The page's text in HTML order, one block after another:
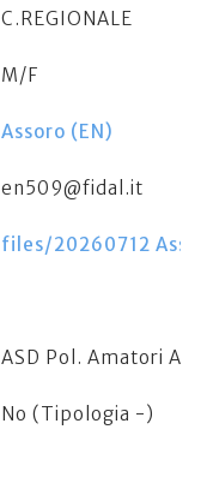
C.REGIONALE
M/F
Assoro (EN)
en509@fidal.it
files/20260712
ASD Pol. Amatori
No (Tipologia -)